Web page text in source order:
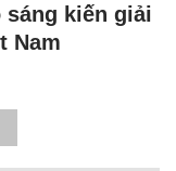
sáng kiến giải
Nam